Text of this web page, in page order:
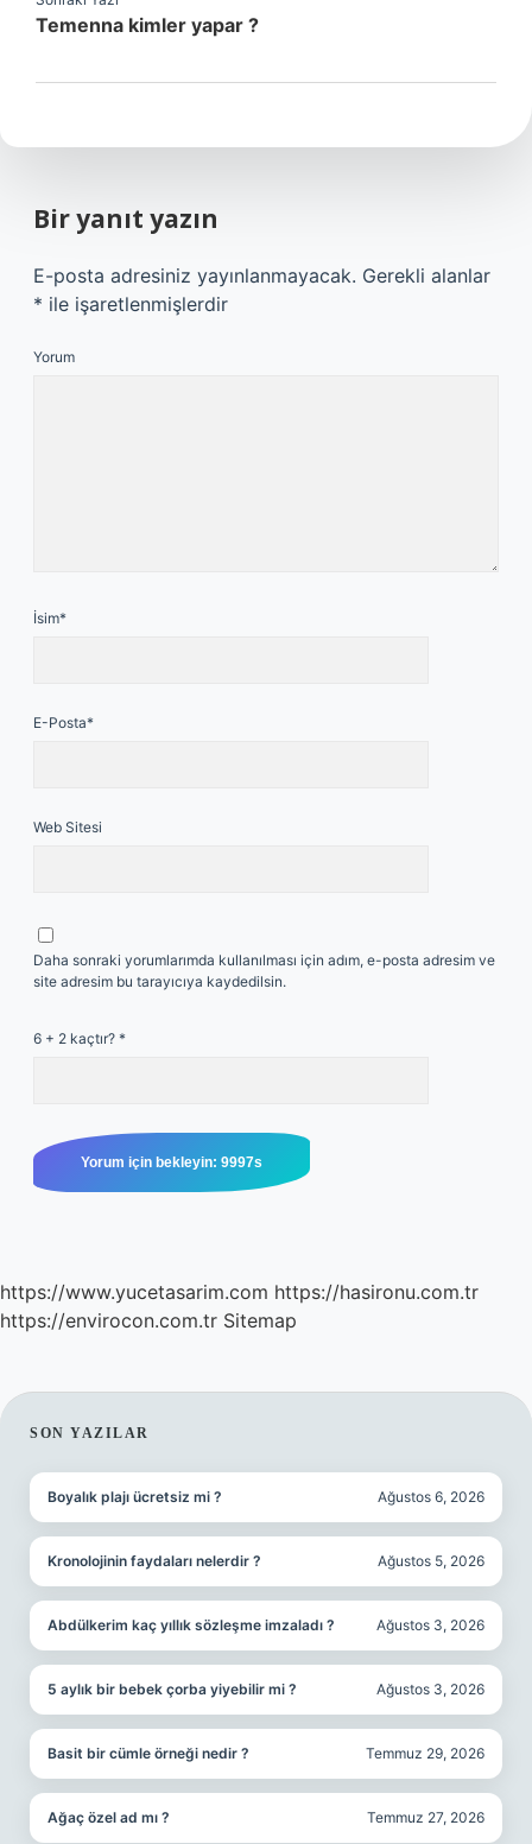
Temenna kimler yapar ?
Bir yanıt yazın
E-posta adresiniz yayınlanmayacak. Gerekli alanlar
* ile işaretlenmişlerdir
Yorum
İsim*
E-Posta*
Web Sitesi
Daha sonraki yorumlarımda kullanılması için adım, e-posta adresim ve
site adresim bu tarayıcıya kaydedilsin.
6 + 2 kaçtır? *
https://www.yucetasarim.com https://hasironu.com.tr
https://envirocon.com.tr Sitemap
SIDEBAR
SON YAZILAR
Boyalık plajı ücretsiz mi ? Ağustos 6, 2026
Kronolojinin faydaları nelerdir ? Ağustos 5, 2026
Abdülkerim kaç yıllık sözleşme imzaladı ? Ağustos 3, 2026
5 aylık bir bebek çorba yiyebilir mi ? Ağustos 3, 2026
Basit bir cümle örneği nedir ? Temmuz 29, 2026
Ağaç özel ad mı ? Temmuz 27, 2026